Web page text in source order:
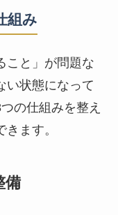
組み
こと」が問題な
い状態になって
の仕組みを整え
ます。
備